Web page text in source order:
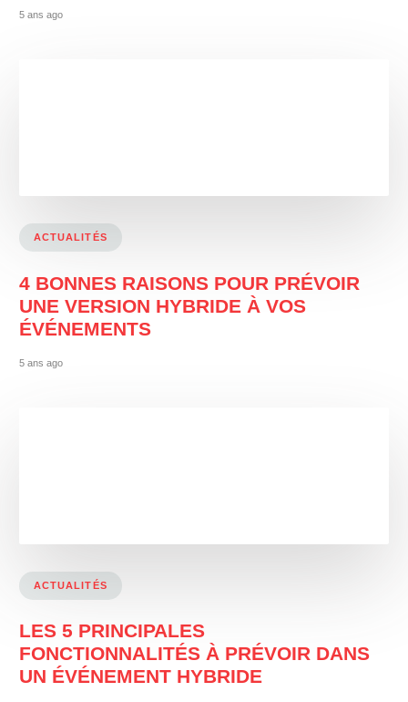
5 ans ago
ACTUALITÉS
4 BONNES RAISONS POUR PRÉVOIR
UNE VERSION HYBRIDE À VOS
ÉVÉNEMENTS
5 ans ago
ACTUALITÉS
LES 5 PRINCIPALES
FONCTIONNALITÉS À PRÉVOIR DANS
UN ÉVÉNEMENT HYBRIDE